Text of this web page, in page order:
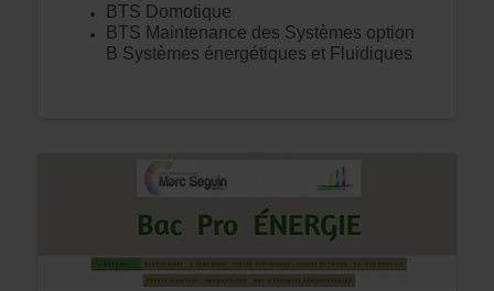
BTS Domotique
BTS Maintenance des Systèmes option
B Systèmes énergétiques et Fluidiques